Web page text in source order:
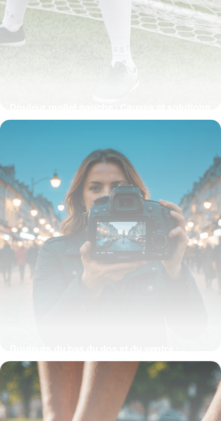
causes et solutions efficaces
16 octobre 2025